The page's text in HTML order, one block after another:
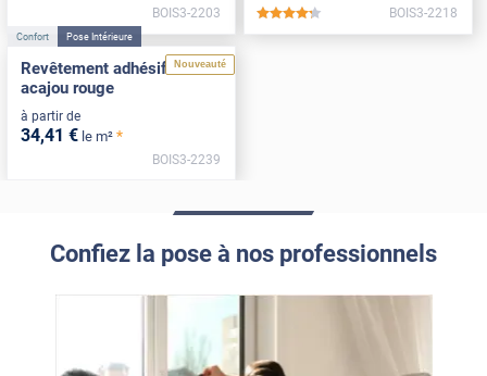
BOIS3-2203
*****
BOIS3-2218
Nouveauté
Confort Pose Intérieure
Revêtement adhésif bois
acajou rouge
à partir de
34,41 € le m² *
BOIS3-2239
Confiez la pose à nos professionnels